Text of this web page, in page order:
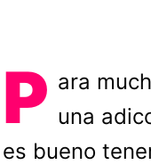
P ara
una
es bueno